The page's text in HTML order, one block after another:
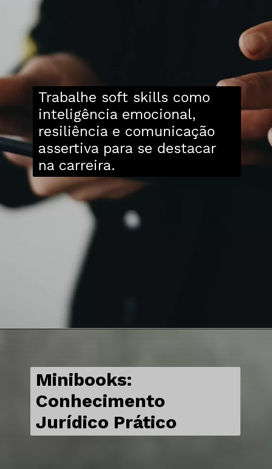
Trabalhe soft skills como
inteligência emocional,
resiliência e comunicação
assertiva para se destacar
na carreira.
Minibooks:
Conhecimento
Jurídico Prático